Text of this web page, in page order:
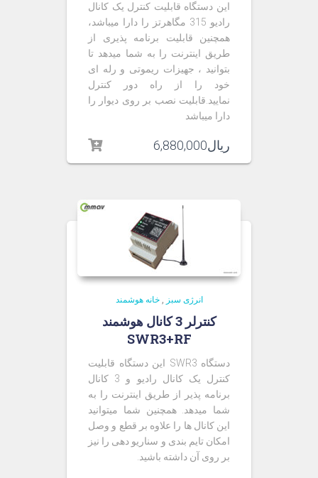
این دستگاه قابلیت کنترل یک کانال
رادیو 315 مگاهرتز را دارا میباشد،
همچنین قابلیت برنامه پذیری از
طریق اینترنت را به شما میدهد تا
بتوانید ، جهیزات ریموتی و رله ای
خود را از راه دور کنترل
نمایید.قابلیت نصب بر روی دیوار را
دارا میباشد
ریال6,880,000
انرژی سبز ,خانه هوشمند
کنترلر 3 کانال هوشمند
SWR3+RF
دستگاه SWR3 این دستگاه قابلیت
کنترل یک کانال رادیو و 3 کانال
برنامه پذیر از طریق اینترنت را به
شما میدهد. همچنین شما میتوانید
این کانال ها را علاوه بر قطع و وصل
امکان تایم بندی و سناریو دهی را نیز
بر روی آن داشته باشید.